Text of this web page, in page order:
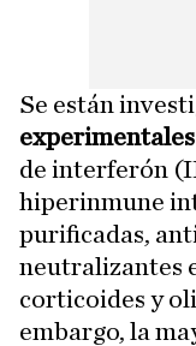
Se están
experimentales
de interferón
hiperinmune
purificadas,
neutralizantes
corticoides y
embargo, la